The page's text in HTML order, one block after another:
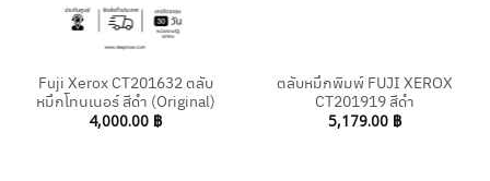
Fuji Xerox CT201632 ตลับ
หมึกโทนเนอร์ สีดำ (Original)
4,000.00 ฿
ตลับหมึกพิมพ์ FUJI XEROX
CT201919 สีดำ
5,179.00 ฿